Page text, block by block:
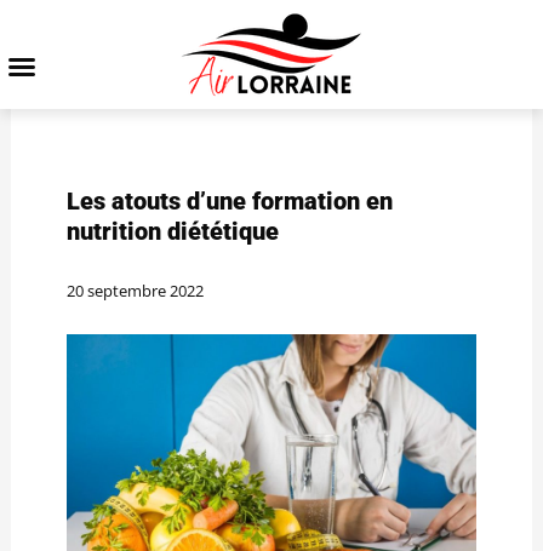
Les atouts d’une formation en
nutrition diététique
20 septembre 2022